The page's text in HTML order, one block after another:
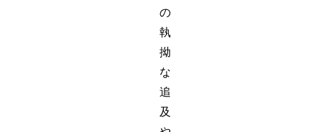
の
執
拗
な
追
及